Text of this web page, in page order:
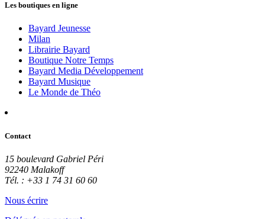
Les boutiques en ligne
Bayard Jeunesse
Milan
Librairie Bayard
Boutique Notre Temps
Bayard Media Développement
Bayard Musique
Le Monde de Théo
Contact
15 boulevard Gabriel Péri
92240 Malakoff
Tél. : +33 1 74 31 60 60
Nous écrire